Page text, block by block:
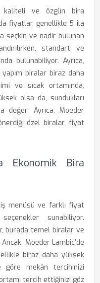
kaliteli ve özgün bira
fiyatlar genellikle 5 ila
seçkin ve nadir bulunan
standart ve
bulunabiliyor. Ayrıca,
biralar biraz daha
ve sıcak ortamında,
olsa da, sundukları
Ayrıca, Moeder
özel biralar, fiyat
Ekonomik Bira
menüsü ve farklı fiyat
sunabiliyor.
burada temel biralar ve
Moeder Lambic’de
biraz daha yüksek
göre mekân tercihinizi
tercih ettiğinizi göz